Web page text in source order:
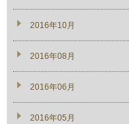
2016年10月
2016年08月
2016年06月
2016年05月